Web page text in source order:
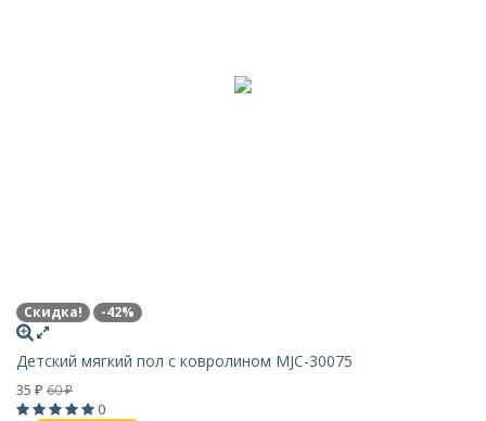
Скидка! -42%
Детский мягкий пол с ковролином MJC-30075
35 ₽ 60₽
0